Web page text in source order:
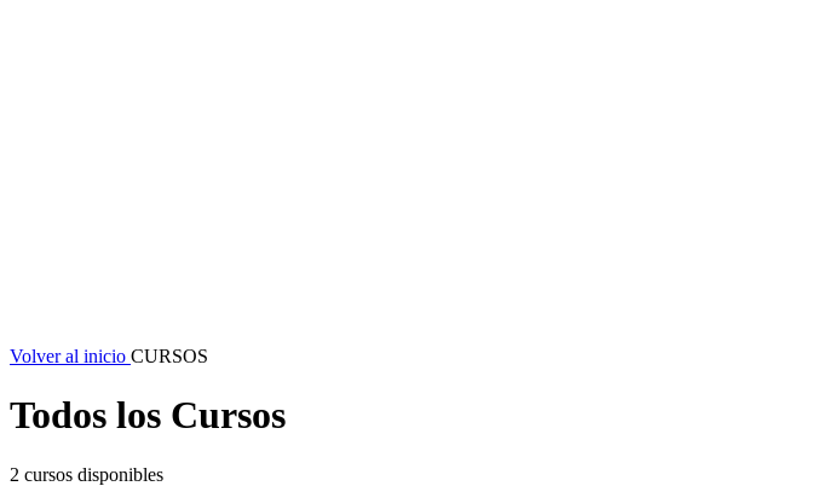
Volver al inicio CURSOS
Todos los Cursos
2 cursos disponibles